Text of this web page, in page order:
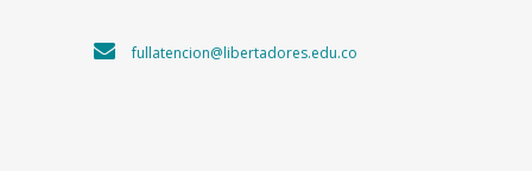
fullatencion@libertadores.edu.co